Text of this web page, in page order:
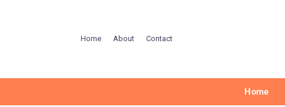
Home About Contact
Home